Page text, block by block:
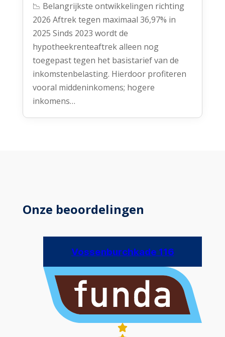
📉 Belangrijkste ontwikkelingen richting
2026 Aftrek tegen maximaal 36,97% in
2025 Sinds 2023 wordt de
hypotheekrenteaftrek alleen nog
toegepast tegen het basistarief van de
inkomstenbelasting. Hierdoor profiteren
vooral middeninkomens; hogere
inkomens…
Onze beoordelingen